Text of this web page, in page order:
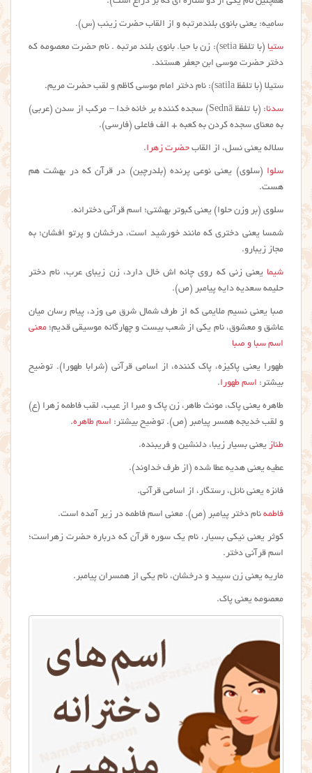
سامیه: یعنی بانوی بلندمرتبه و از القاب حضرت زینب (س).
ستیا
(با تلفظ setia): زن با حیا. بانوی بلند مرتبه . نام حضرت معصومه که
دختر حضرت موسی ابن جعفر هستند.
ستیلا (با تلفظ satila): نام دختر امام موسی کاظم و لقب حضرت مریم.
سدنا
: (با تلفظ Sednā) سجده کننده بر خانه خدا – مرکب از سدن (عربی)
به معنای سجده کردن به کعبه + الف فاعلی (فارسی).
سلاله یعنی نسل، از القاب حضرت زهرا.
سلوا (سلوی) یعنی نوعی پرنده (بلدرچین) در قرآن که در بهشت هم
هست.
سلوی (بر وزن حلوا) یعنی کبوتر بهشتی؛ اسم قرآنی دخترانه.
شمسا یعنی دختری که مانند خورشید است، درخشان و پرتو افشان؛ به
مجاز زیبارو.
شیما یعنی زنی که روی چانه اش خال دارد، زن زیبای عرب، نام دختر
حلیمه سعدیه دایه پیامبر (ص).
صبا یعنی نسیم ملایمی که از طرف شمال شرق می وزد، پیام رسان میان
عاشق و معشوق، نام یکی از شعب بیست و چهارگانه موسیقی قدیم؛ معنی
اسم سبا و صبا
طهورا یعنی پاکیزه، پاک کننده، از اسامی قرآنی (شرابا طهورا). توضیح
بیشتر: اسم طهورا.
طاهره یعنی پاک، مونث طاهر، زن پاک و مبرا از عیب، لقب فاطمه زهرا (ع)
و لقب خدیجه همسر پیامبر (ص). توضیح بیشتر: اسم طاهره.
طناز یعنی بسیار زیبا، دلنشین و فریبنده.
عطیه یعنی هدیه عطا شده (از طرف خداوند).
فائزه یعنی نائل، رستگار، از اسامی قرآنی.
فاطمه نام دختر پیامبر (ص). معنی اسم فاطمه در زیر آمده است.
کوثر یعنی نیکی بسیار، نام یک سوره قرآن که درباره حضرت زهراست؛
اسم قرآنی دختر.
ماریه یعنی زن سپید و درخشان، نام یکی از همسران پیامبر.
معصومه یعنی پاک.